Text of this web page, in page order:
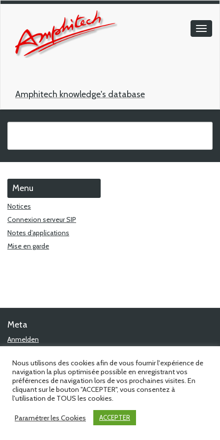
Amphitech knowledge's database
Menu
Notices
Connexion serveur SIP
Notes d’applications
Mise en garde
Meta
Anmelden
Eintrags-Feed
Kommentar-Feed
WordPress.org
©1988-2026 Amphitech - all rights reserved - Powered by
WordPress Theme
Nous utilisons des cookies afin de vous fournir l'expérience de
navigation la plus optimisée possible en enregistrant vos
préférences de navigation lors de vos prochaines visites. En
cliquant sur le bouton "ACCEPTER", vous consentez à
l'utilisation de TOUS les cookies.
Paramétrer les Cookies ACCEPTER